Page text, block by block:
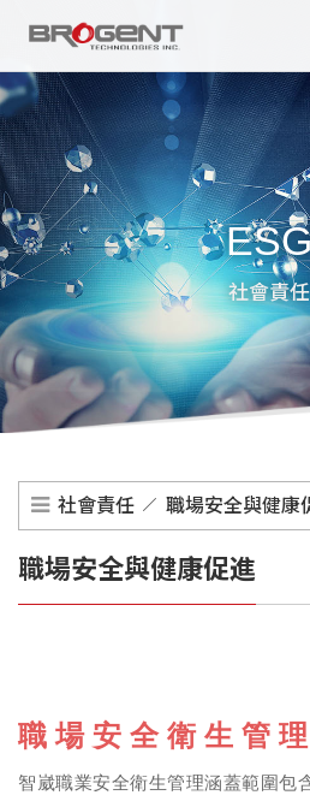
社會責任
社會責任 職場安全與健康
職場安全與健康促進
職 場 安 全 衛 生 管 理
智崴職業安全衛生管理涵蓋範圍包